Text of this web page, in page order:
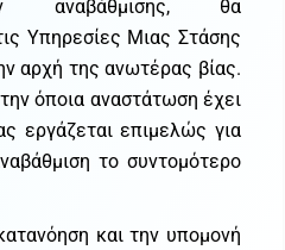
αναβάθμισης, θα
Υπηρεσίες Μιας Στάσης
αρχή της ανωτέρας βίας.
όποια αναστάτωση έχει
εργάζεται επιμελώς για
το συντομότερο
και την υπομονή